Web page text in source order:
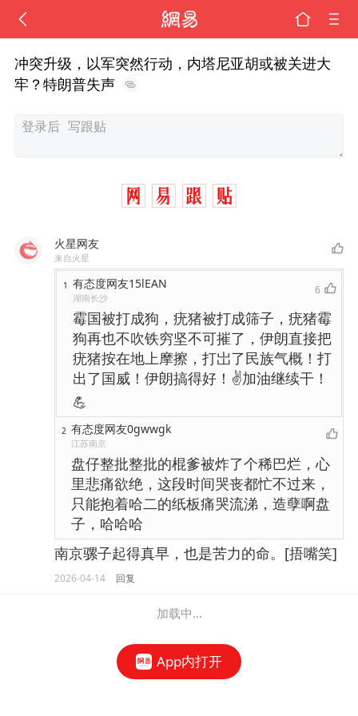
冲突升级，以军突然行动，内塔尼亚胡或被关进大
牢？特朗普失声
火星网友
来自火星
1 有态度网友15lEAN
湖南长沙
6
霉国被打成狗，疣猪被打成筛子，疣猪霉
狗再也不吹铁穷坚不可摧了，伊朗直接把
疣猪按在地上摩擦，打岀了民族气概！打
出了国威！伊朗搞得好！✌加油继续干！
💪
2 有态度网友0gwwgk
江苏南京
盘仔整批整批的棍爹被炸了个稀巴烂，心
里悲痛欲绝，这段时间哭丧都忙不过来，
只能抱着哈二的纸板痛哭流涕，造孽啊盘
子，哈哈哈
南京骡子起得真早，也是苦力的命。[捂嘴笑]
2026-04-14 回复
加载中...
App内打开